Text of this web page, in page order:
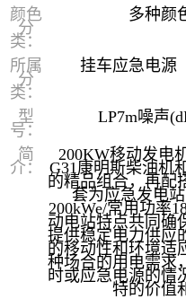
颜色
分
类：
多种颜
所属
分
类：
挂车应急电源
型
号：
LP7m噪声
简
介：
200KW移动发电
G31康明斯柴油机
的精品组合，再配
套为应急发电
200kWe/常用功率
动电站‌特点共同确
提供稳定电力供应
的移动性和环境适
种场合的用电需求
时或应急电源的情
特的价值